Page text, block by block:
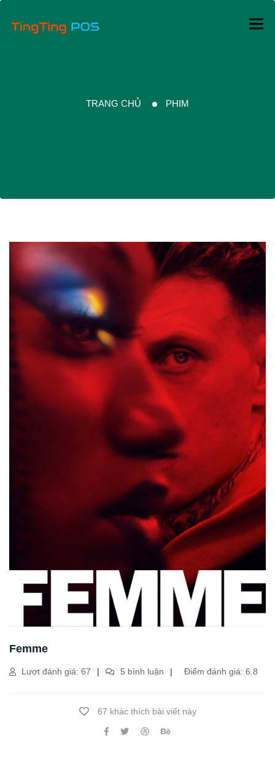
TRANG CHỦ PHIM
Femme
Lượt đánh giá: 67 5 bình luận Điểm đánh giá: 6.8
67 khác thích bài viết này